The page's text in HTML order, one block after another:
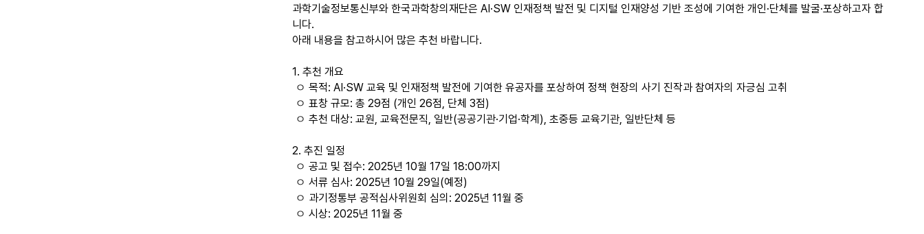
과학기술정보통신부와 한국과학창의재단은 AI·SW 인재정책 발전 및 디지털 인재양성 기반 조성에 기여한 개인·단체를 발굴·포상하고자 합
니다.
아래 내용을 참고하시어 많은 추천 바랍니다.
1. 추천 개요
ㅇ 목적: AI·SW 교육 및 인재정책 발전에 기여한 유공자를 포상하여 정책 현장의 사기 진작과 참여자의 자긍심 고취
ㅇ 표창 규모: 총 29점 (개인 26점, 단체 3점)
ㅇ 추천 대상: 교원, 교육전문직, 일반(공공기관·기업·학계), 초중등 교육기관, 일반단체 등
2. 추진 일정
ㅇ 공고 및 접수: 2025년 10월 17일 18:00까지
ㅇ 서류 심사: 2025년 10월 29일(예정)
ㅇ 과기정통부 공적심사위원회 심의: 2025년 11월 중
ㅇ 시상: 2025년 11월 중